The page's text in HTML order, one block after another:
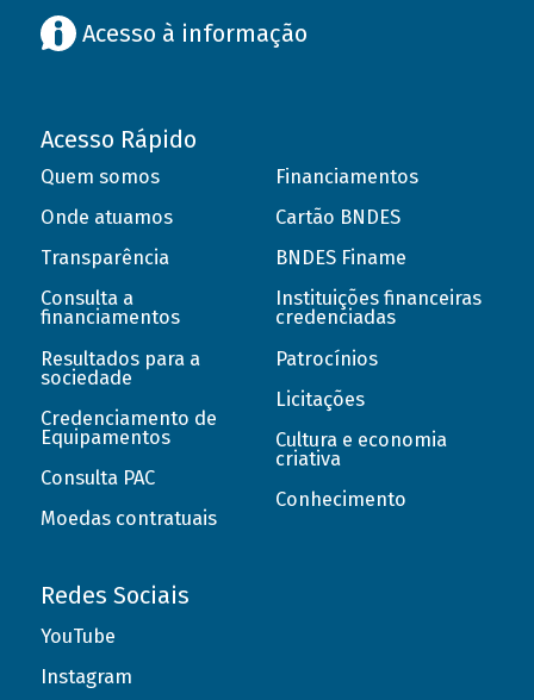
Acesso à informação
Acesso Rápido
Quem somos
Onde atuamos
Transparência
Consulta a
financiamentos
Resultados para a
sociedade
Credenciamento de
Equipamentos
Consulta PAC
Moedas contratuais
Financiamentos
Cartão BNDES
BNDES Finame
Instituições financeiras
credenciadas
Patrocínios
Licitações
Cultura e economia
criativa
Conhecimento
Redes Sociais
YouTube
Instagram